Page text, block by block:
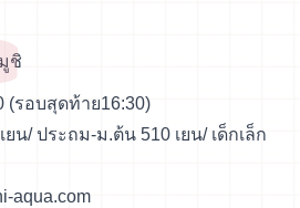
ชิ
(รอบสุดท้าย16:30)
น/ ประถม-ม.ต้น 510 เยน/ เด็กเล็ก
aqua.com